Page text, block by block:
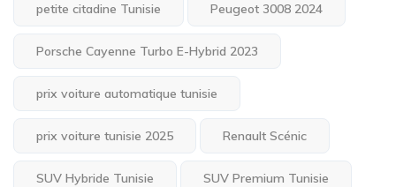
petite citadine Tunisie Peugeot 3008 2024
Porsche Cayenne Turbo E-Hybrid 2023
prix voiture automatique tunisie
prix voiture tunisie 2025 Renault Scénic
SUV Hybride Tunisie SUV Premium Tunisie